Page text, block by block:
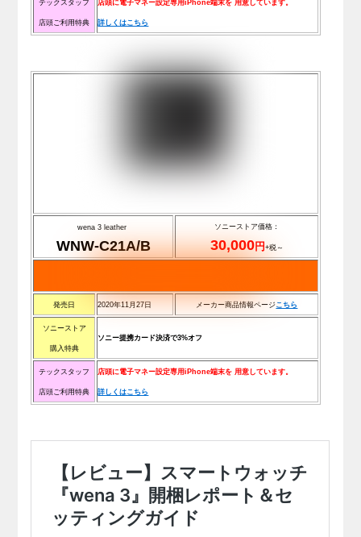
テックスタッフ
店頭ご利用特典
店頭に電子マネー設定専用iPhone端末を 用意しています。
詳しくはこちら
wena 3 leather
WNW-C21A/B
ソニーストア価格：
30,000円 +税～
発売日 2020年11月27日 メーカー商品情報ページこちら
ソニーストア
購入特典
ソニー提携カード決済で3%オフ
テックスタッフ
店頭ご利用特典
店頭に電子マネー設定専用iPhone端末を 用意しています。
詳しくはこちら